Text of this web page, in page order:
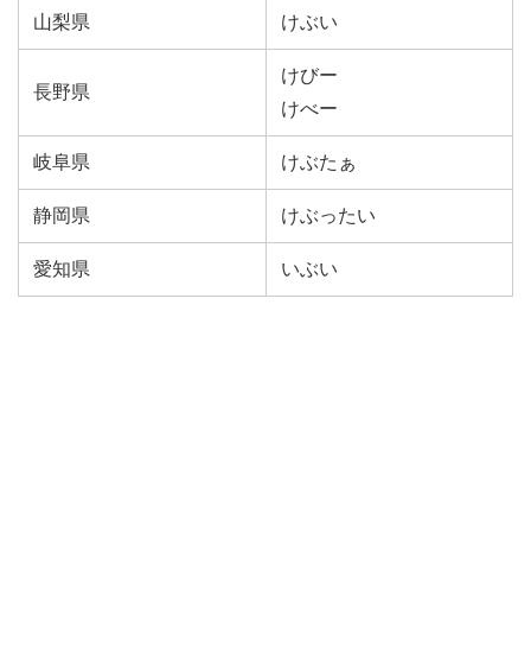
山梨県 けぶい
長野県
けびー
けべー
岐阜県 けぶたぁ
静岡県 けぶったい
愛知県 いぶい